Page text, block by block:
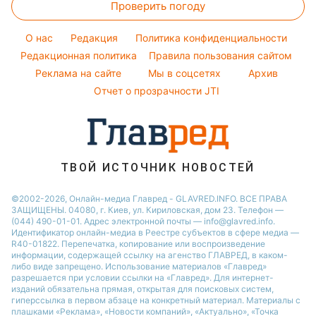
Новости Одессы
Погода на завтра
Пылевая буря
Окрашивание волос
Красивый маникюр
Модные ошибки
Новости моды
Советы от Андре Тана
Проверить погоду
O нас Редакция
Политика конфиденциальности
Редакционная политика
Правила пользования сайтом
Реклама на сайте
Мы в соцсетях
Архив
Отчет о прозрачности JTI
ТВОЙ ИСТОЧНИК НОВОСТЕЙ
©2002-2026, Онлайн-медиа Главред - GLAVRED.INFO. ВСЕ ПРАВА
ЗАЩИЩЕНЫ. 04080, г. Киев, ул. Кириловская, дом 23. Телефон —
(044) 490-01-01. Адрес электронной почты — info@glavred.info.
Идентификатор онлайн-медиа в Реестре cубъектов в сфере медиа —
R40-01822. Перепечатка, копирование или воспроизведение
информации, содержащей ссылку на агенство ГЛАВРЕД, в каком-
либо виде запрещено. Использование материалов «Главред»
разрешается при условии ссылки на «Главред». Для интернет-
изданий обязательна прямая, открытая для поисковых систем,
гиперссылка в первом абзаце на конкретный материал. Материалы с
плашками «Реклама», «Новости компаний», «Актуально», «Точка